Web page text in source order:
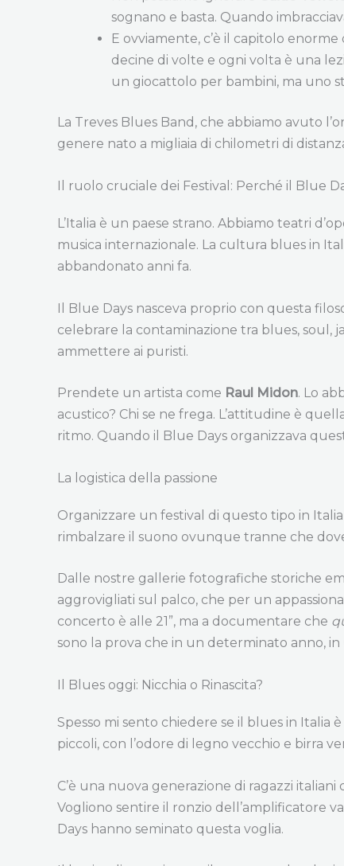
sognano e basta. Quando
E ovviamente, c’è il capitolo enorme
decine di volte e ogni volta è una
un giocattolo per bambini, ma uno
La Treves Blues Band, che abbiamo avuto
genere nato a migliaia di chilometri di
Il ruolo cruciale dei Festival: Perché il Blue
L’Italia è un paese strano. Abbiamo teatri
musica internazionale. La cultura blues in
abbandonato anni fa.
Il Blue Days nasceva proprio con questa
celebrare la contaminazione tra blues, soul,
ammettere ai puristi.
Prendete un artista come Raul Midon. Lo
acustico? Chi se ne frega. L’attitudine è
ritmo. Quando il Blue Days organizzava
La logistica della passione
Organizzare un festival di questo tipo in
rimbalzare il suono ovunque tranne che
Dalle nostre gallerie fotografiche storiche
aggrovigliati sul palco, che per un
concerto è alle 21”, ma a documentare che
sono la prova che in un determinato anno,
Il Blues oggi: Nicchia o Rinascita?
Spesso mi sento chiedere se il blues in Italia
piccoli, con l’odore di legno vecchio e birra
C’è una nuova generazione di ragazzi
Vogliono sentire il ronzio dell’amplificatore
Days hanno seminato questa voglia.